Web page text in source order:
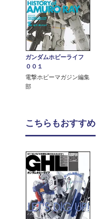
ガンダムホビーライフ
００１
電撃ホビーマガジン編集
部
こちらもおすすめ